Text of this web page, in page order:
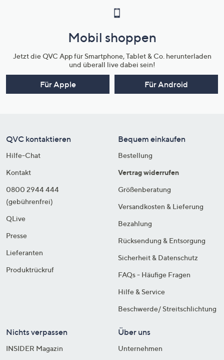
Mobil shoppen
Jetzt die QVC App für Smartphone, Tablet & Co. herunterladen
und überall live dabei sein!
Für Apple Für Android
QVC kontaktieren
Hilfe-Chat
Kontakt
0800 2944 444
(gebührenfrei)
QLive
Presse
Lieferanten
Produktrückruf
Bequem einkaufen
Bestellung
Vertrag widerrufen
Größenberatung
Versandkosten & Lieferung
Bezahlung
Rücksendung & Entsorgung
Sicherheit & Datenschutz
FAQs - Häufige Fragen
Hilfe & Service
Beschwerde/ Streitschlichtung
Nichts verpassen
INSIDER Magazin
Über uns
Unternehmen